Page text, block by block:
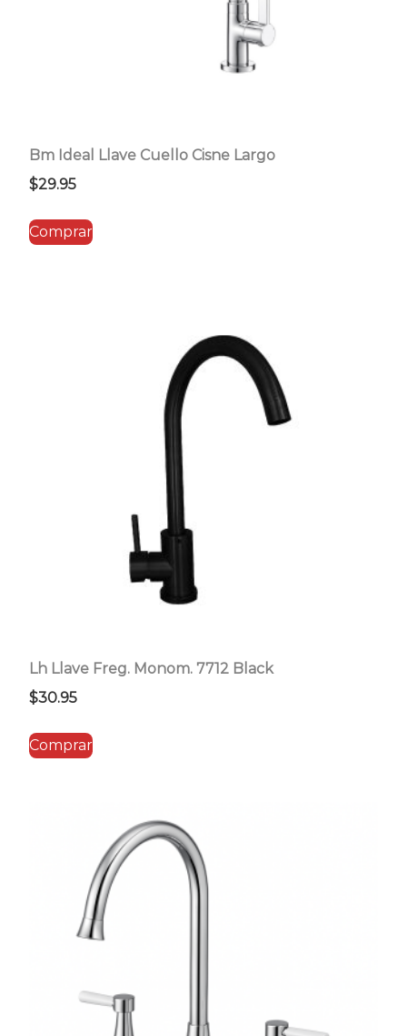
Bm Ideal Llave Cuello Cisne Largo
$29.95
Comprar
Lh Llave Freg. Monom. 7712 Black
$30.95
Comprar